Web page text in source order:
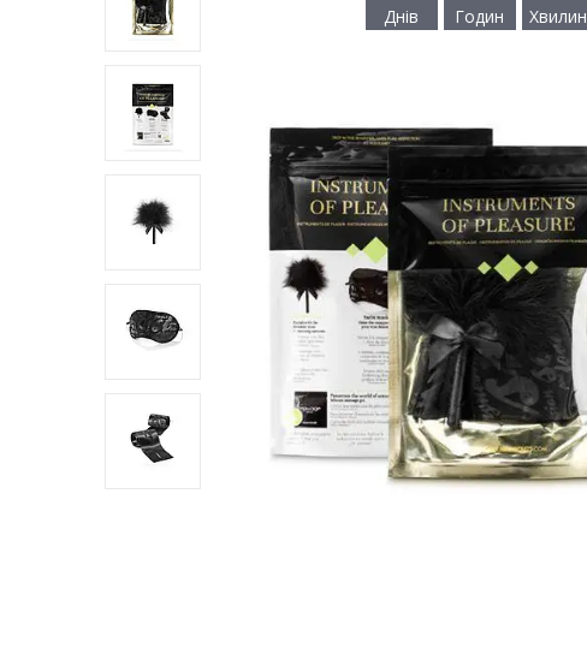
Днів Годин Хвилин